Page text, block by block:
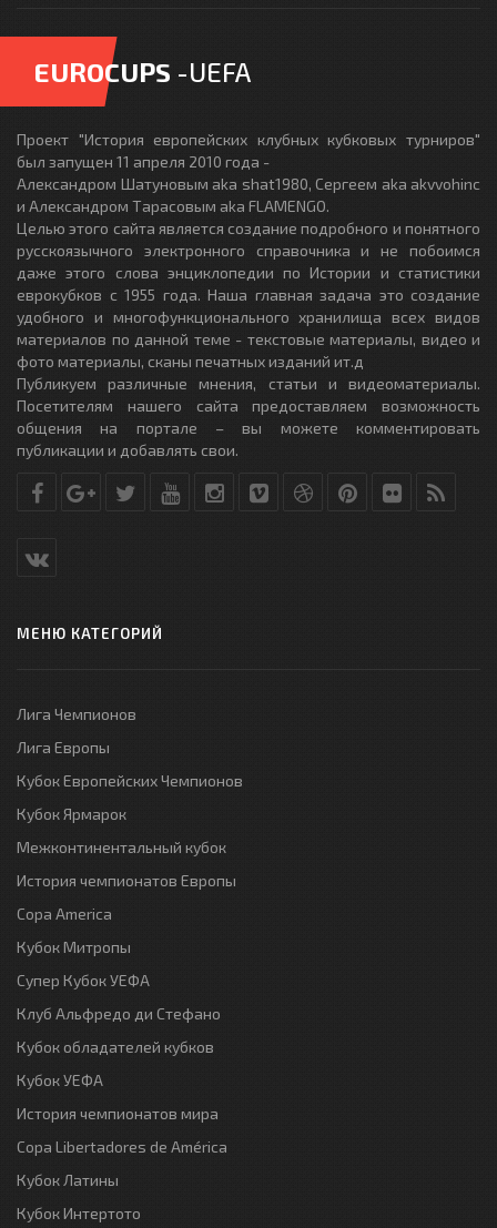
EUROCUPS -UEFA
Проект "История европейских клубных кубковых турниров"
был запущен 11 апреля 2010 года -
Александром Шатуновым aka shat1980, Сергеем aka akvvohinc
и Александром Тарасовым aka FLAMENGO.
Целью этого сайта является создание подробного и понятного
русскоязычного электронного справочника и не побоимся
даже этого слова энциклопедии по Истории и статистики
еврокубков с 1955 года. Наша главная задача это создание
удобного и многофункционального хранилища всех видов
материалов по данной теме - текстовые материалы, видео и
фото материалы, сканы печатных изданий ит.д
Публикуем различные мнения, статьи и видеоматериалы.
Посетителям нашего сайта предоставляем возможность
общения на портале – вы можете комментировать
публикации и добавлять свои.
МЕНЮ КАТЕГОРИЙ
Лига Чемпионов
Лига Европы
Кубок Европейских Чемпионов
Кубок Ярмарок
Межконтинентальный кубок
История чемпионатов Европы
Copa America
Кубок Митропы
Супер Кубок УЕФА
Клуб Альфредо ди Стефано
Кубок обладателей кубков
Кубок УЕФА
История чемпионатов мира
Copa Libertadores de América
Кубок Латины
Кубок Интертото